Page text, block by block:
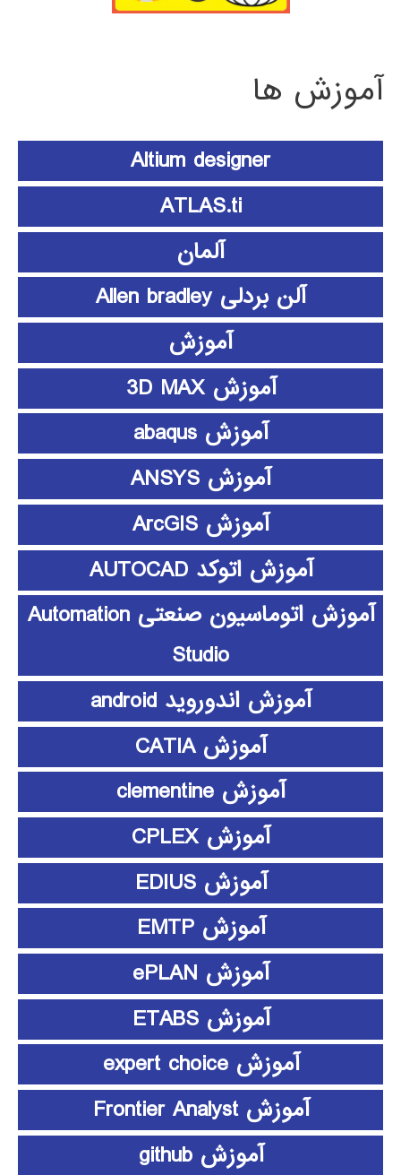
آموزش ها
Altium designer
ATLAS.ti
آلمان
آلن بردلی Allen bradley
آموزش
آموزش 3D MAX
آموزش abaqus
آموزش ANSYS
آموزش ArcGIS
آموزش اتوکد AUTOCAD
آموزش اتوماسیون صنعتی Automation
Studio
آموزش اندوروید android
آموزش CATIA
آموزش clementine
آموزش CPLEX
آموزش EDIUS
آموزش EMTP
آموزش ePLAN
آموزش ETABS
آموزش expert choice
آموزش Frontier Analyst
آموزش github